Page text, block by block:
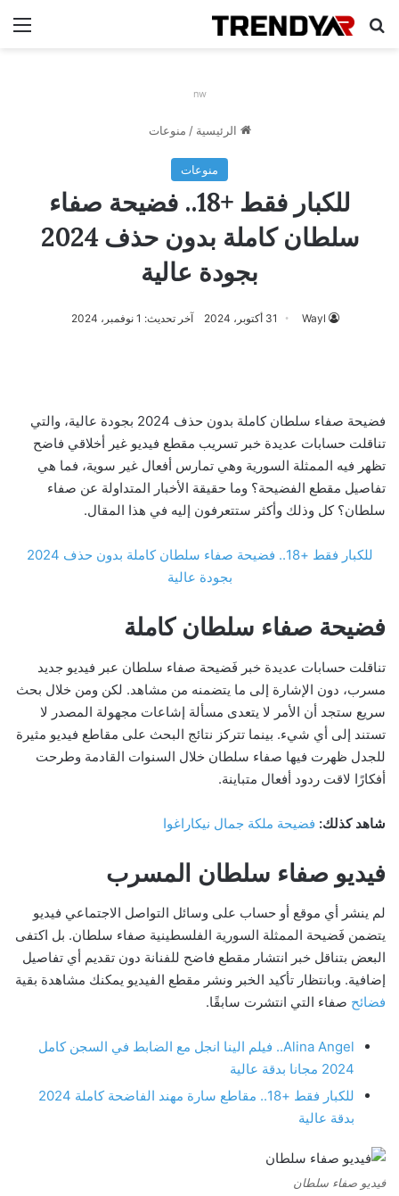
بحث عن
nw
الرئيسية / منوعات
منوعات
للكبار فقط +18.. فضيحة صفاء
سلطان كاملة بدون حذف 2024
بجودة عالية
Wayl 31 أكتوبر، 2024 آخر تحديث: 1 نوفمبر، 2024
فضيحة صفاء سلطان كاملة بدون حذف 2024 بجودة عالية، والتي
تناقلت حسابات عديدة خبر تسريب مقطع فيديو غير أخلاقي فاضح
تظهر فيه الممثلة السورية وهي تمارس أفعال غير سوية، فما هي
تفاصيل مقطع الفضيحة؟ وما حقيقة الأخبار المتداولة عن صفاء
سلطان؟ كل وذلك وأكثر ستتعرفون إليه في هذا المقال.
للكبار فقط +18.. فضيحة صفاء سلطان كاملة بدون حذف 2024
بجودة عالية
فضيحة صفاء سلطان كاملة
تناقلت حسابات عديدة خبر فَضيحة صفاء سلطان عبر فيديو جديد
مسرب، دون الإشارة إلى ما يتضمنه من مشاهد. لكن ومن خلال بحث
سريع ستجد أن الأمر لا يتعدى مسألة إشاعات مجهولة المصدر لا
تستند إلى أي شيء. بينما تتركز نتائج البحث على مقاطع فيديو مثيرة
للجدل ظهرت فيها صفاء سلطان خلال السنوات القادمة وطرحت
أفكارًا لاقت ردود أفعال متباينة.
شاهد كذلك: فضيحة ملكة جمال نيكاراغوا
فيديو صفاء سلطان المسرب
لم ينشر أي موقع أو حساب على وسائل التواصل الاجتماعي فيديو
يتضمن فَضيحة الممثلة السورية الفلسطينية صفاء سلطان. بل اكتفى
البعض بتناقل خبر انتشار مقطع فاضح للفنانة دون تقديم أي تفاصيل
إضافية. وبانتظار تأكيد الخبر ونشر مقطع الفيديو يمكنك مشاهدة بقية
فضائح صفاء التي انتشرت سابقًا.
Alina Angel.. فيلم الينا انجل مع الضابط في السجن كامل
2024 مجانا بدقة عالية
للكبار فقط +18.. مقاطع سارة مهند الفاضحة كاملة 2024
بدقة عالية
فيديو صفاء سلطان